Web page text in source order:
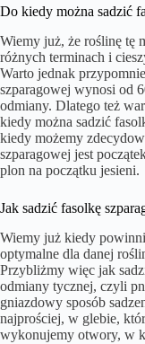
Do kiedy można sadzić
Wiemy już, że roślinę tę
różnych terminach i
Warto jednak
szparagowej wynosi od
odmiany. Dlatego też
kiedy można sadzić
kiedy możemy
szparagowej jest
plon na początku jesieni.
Jak sadzić fasolkę
Wiemy już kiedy
optymalne dla danej
Przybliżmy więc jak
odmiany tycznej, czyli
gniazdowy sposób
najprościej, w glebie,
wykonujemy otwory, w